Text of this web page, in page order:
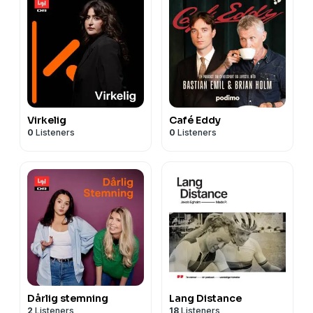
Virkelig
0 Listeners
Café Eddy
0 Listeners
Dårlig stemning
2 Listeners
Lang Distance
18 Listeners